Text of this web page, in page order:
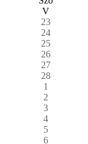
V
23
24
25
26
27
28
1
2
3
4
5
6